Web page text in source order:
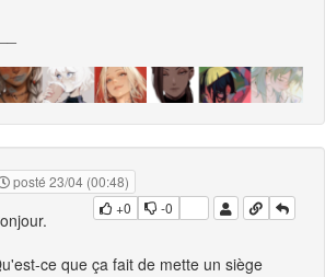
posté 23/04 (00:48)
+0
-0
ce que ça fait de mette un siège